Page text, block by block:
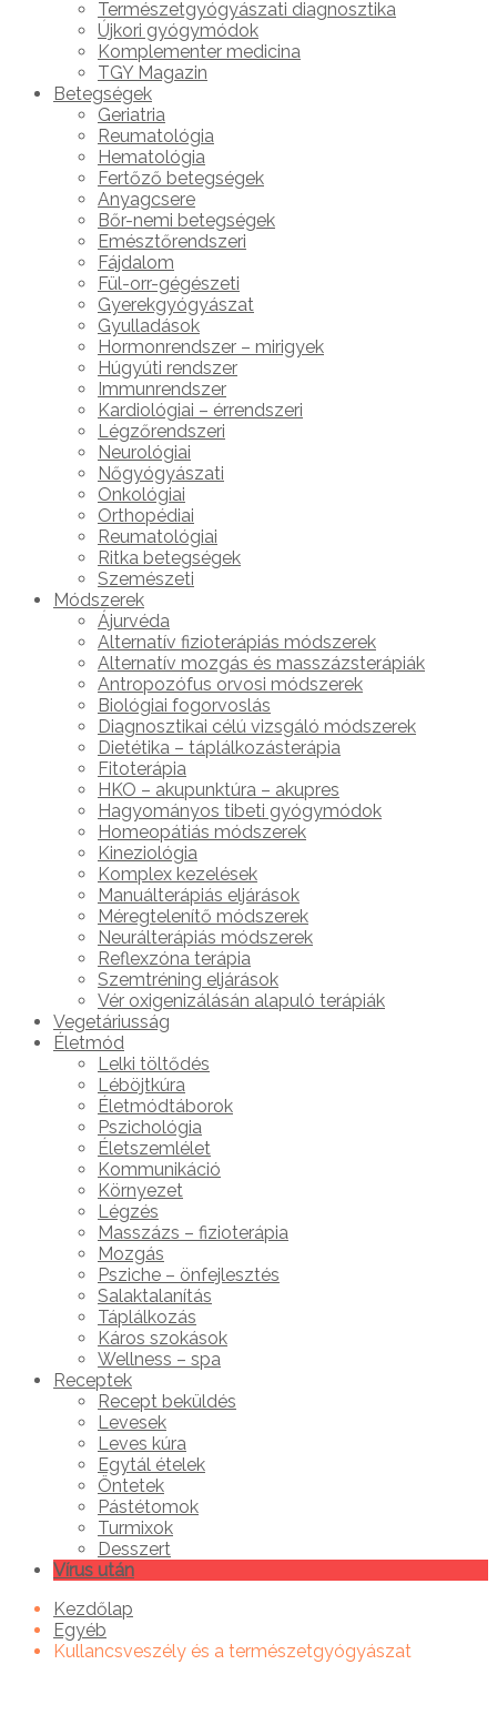
Természetgyógyászati diagnosztika
Újkori gyógymódok
Komplementer medicina
TGY Magazin
Betegségek
Geriatria
Reumatológia
Hematológia
Fertőző betegségek
Anyagcsere
Bőr-nemi betegségek
Emésztőrendszeri
Fájdalom
Fül-orr-gégészeti
Gyerekgyógyászat
Gyulladások
Hormonrendszer – mirigyek
Húgyúti rendszer
Immunrendszer
Kardiológiai – érrendszeri
Légzőrendszeri
Neurológiai
Nőgyógyászati
Onkológiai
Orthopédiai
Reumatológiai
Ritka betegségek
Szemészeti
Módszerek
Ájurvéda
Alternatív fizioterápiás módszerek
Alternatív mozgás és masszázsterápiák
Antropozófus orvosi módszerek
Biológiai fogorvoslás
Diagnosztikai célú vizsgáló módszerek
Dietétika – táplálkozásterápia
Fitoterápia
HKO – akupunktúra – akupres
Hagyományos tibeti gyógymódok
Homeopátiás módszerek
Kineziológia
Komplex kezelések
Manuálterápiás eljárások
Méregtelenítő módszerek
Neurálterápiás módszerek
Reflexzóna terápia
Szemtréning eljárások
Vér oxigenizálásán alapuló terápiák
Vegetáriusság
Életmód
Lelki töltődés
Léböjtkúra
Életmódtáborok
Pszichológia
Életszemlélet
Kommunikáció
Környezet
Légzés
Masszázs – fizioterápia
Mozgás
Psziche – önfejlesztés
Salaktalanítás
Táplálkozás
Káros szokások
Wellness – spa
Receptek
Recept beküldés
Levesek
Leves kúra
Egytál ételek
Öntetek
Pástétomok
Turmixok
Desszert
Vírus után
Kezdőlap
Egyéb
Kullancsveszély és a természetgyógyászat